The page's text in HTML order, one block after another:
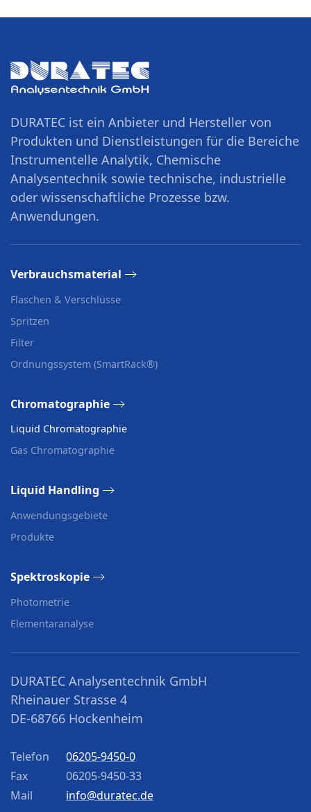
DURATEC ist ein Anbieter und Hersteller von
Produkten und Dienstleistungen für die Bereiche
Instrumentelle Analytik, Chemische
Analysentechnik sowie technische, industrielle
oder wissenschaftliche Prozesse bzw.
Anwendungen.
Verbrauchsmaterial
Flaschen & Verschlüsse
Spritzen
Filter
Ordnungssystem (SmartRack®)
Chromatographie
Liquid Chromatographie
Gas Chromatographie
Liquid Handling
Anwendungsgebiete
Produkte
Spektroskopie
Photometrie
Elementaranalyse
DURATEC Analysentechnik GmbH
Rheinauer Strasse 4
DE-68766 Hockenheim
Telefon
06205-9450-0
Fax
06205-9450-33
Mail
info@duratec.de